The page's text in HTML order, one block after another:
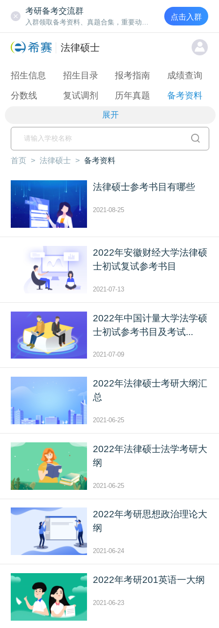
考研备考交流群
点击入群
法律硕士
招生信息 招生目录 报考指南 成绩查询
分数线 复试调剂 历年真题 备考资料
展开
首页 > 法律硕士 > 备考资料
法律硕士参考书目有哪些
2021-08-25
2022年安徽财经大学法律硕
士初试复试参考书目
2021-07-13
2022年中国计量大学法学硕
士初试参考书目及考试...
2021-07-09
2022年法律硕士考研大纲汇
总
2021-06-25
2022年法律硕士法学考研大
纲
2021-06-25
2022年考研思想政治理论大
纲
2021-06-24
2022年考研201英语一大纲
2021-06-23